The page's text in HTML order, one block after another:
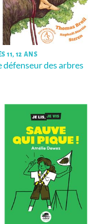
11, 12 ANS
défenseur des arbres